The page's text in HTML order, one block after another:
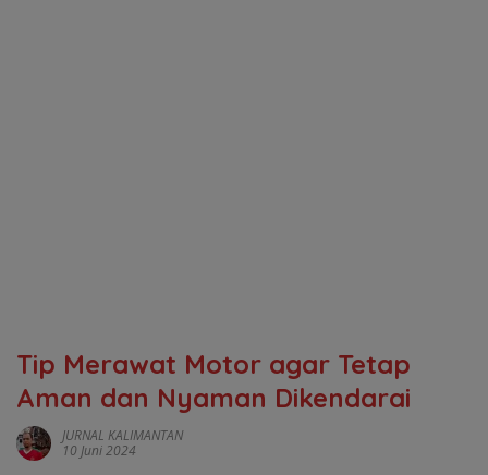
Tip Merawat Motor agar Tetap
Aman dan Nyaman Dikendarai
JURNAL KALIMANTAN
10 Juni 2024